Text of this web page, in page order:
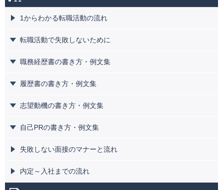
1からわかる転職活動の流れ
転職活動で失敗しないために
職務経歴書の書き方・例文集
履歴書の書き方・例文集
志望動機の書き方・例文集
自己PRの書き方・例文集
失敗しない面接のマナーと流れ
内定～入社までの流れ